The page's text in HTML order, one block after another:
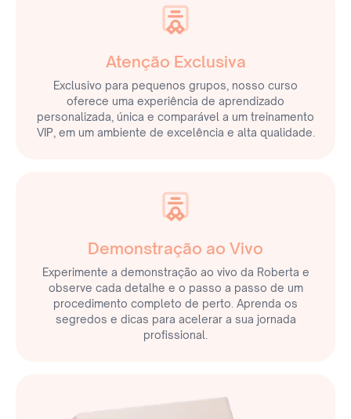
Atenção Exclusiva
Exclusivo para pequenos grupos, nosso curso
oferece uma experiência de aprendizado
personalizada, única e comparável a um treinamento
VIP, em um ambiente de excelência e alta qualidade.
Demonstração ao Vivo
Experimente a demonstração ao vivo da Roberta e
observe cada detalhe e o passo a passo de um
procedimento completo de perto. Aprenda os
segredos e dicas para acelerar a sua jornada
profissional.